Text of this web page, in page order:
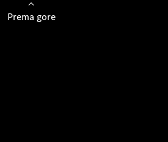
Prema gore